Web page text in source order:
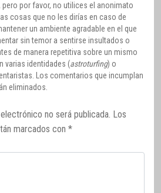
por favor, no utilices el anonimato
cosas que no les dirías en caso de
un ambiente agradable en el que
sin temor a sentirse insultados o
de manera repetitiva sobre un mismo
varias identidades (astroturfing) o
Los comentarios que incumplan
eliminados.
no será publicada. Los
marcados con *